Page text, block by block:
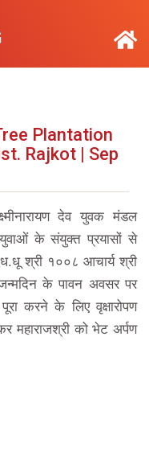
Plantation
Rajkot | Sep
देव युवक मंडल
के संयुक्त प्रयासों से
श्री १००८ आचार्य श्री
के पावन अवसर पर
करने के लिए वृक्षारोपण
को भेट अर्पण